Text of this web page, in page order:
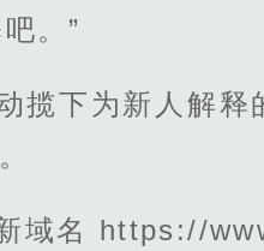
。”
揽下为新人解
域名 https://